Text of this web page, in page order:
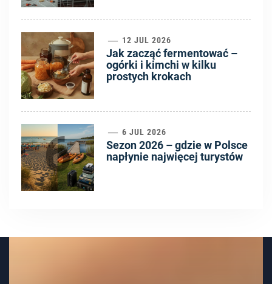
5 12 JUL 2026
Jak zacząć fermentować –
ogórki i kimchi w kilku
prostych krokach
6 6 JUL 2026
Sezon 2026 – gdzie w Polsce
napłynie najwięcej turystów